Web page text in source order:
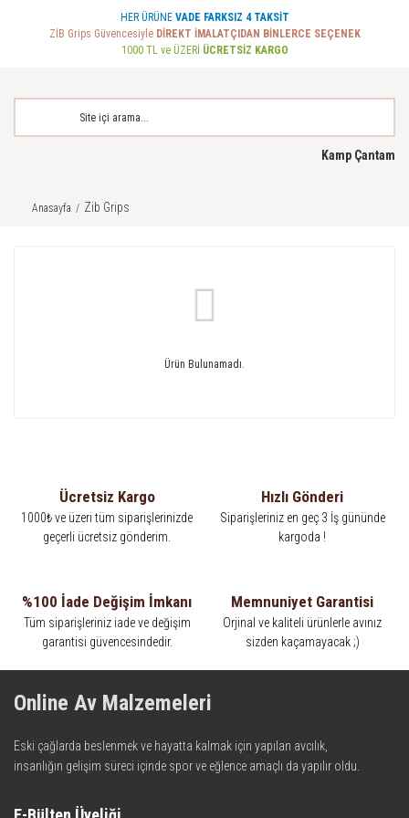
HER ÜRÜNE VADE FARKSIZ 4 TAKSİT
ZİB Grips Güvencesiyle DİREKT İMALATÇIDAN BİNLERCE SEÇENEK
1000 TL ve ÜZERİ ÜCRETSİZ KARGO
Kamp Çantam
Anasayfa Zib Grips
Ürün Bulunamadı.
Ücretsiz Kargo
1000₺ ve üzeri tüm siparişlerinizde
geçerli ücretsiz gönderim.
Hızlı Gönderi
Siparişleriniz en geç 3 İş gününde
kargoda !
%100 İade Değişim İmkanı
Tüm siparişleriniz iade ve değişim
garantisi güvencesindedir.
Memnuniyet Garantisi
Orjinal ve kaliteli ürünlerle avınız
sizden kaçamayacak ;)
Online Av Malzemeleri
Eski çağlarda beslenmek ve hayatta kalmak için yapılan avcılık,
insanlığın gelişim süreci içinde spor ve eğlence amaçlı da yapılır oldu.
teknolojinin dokunuşuyla av malzemelerinde en iyisini meydana